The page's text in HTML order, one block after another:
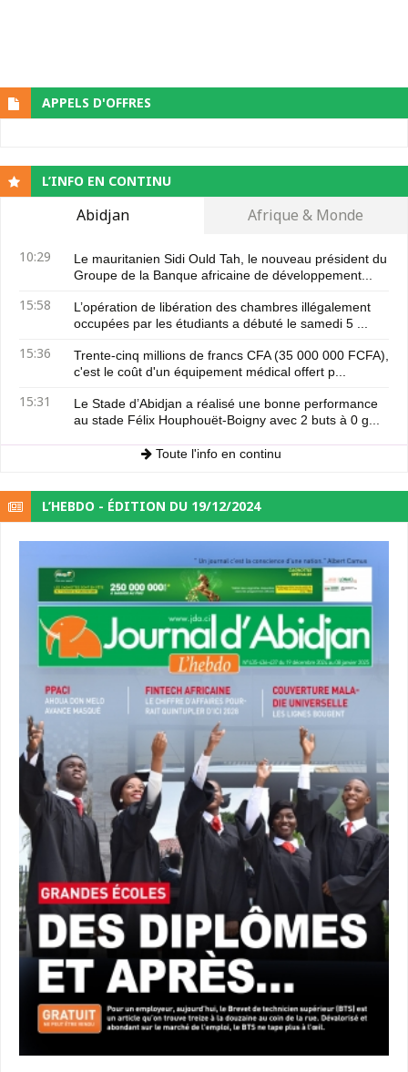
APPELS D'OFFRES
L’INFO EN CONTINU
Abidjan Afrique & Monde
10:29
Le mauritanien Sidi Ould Tah, le nouveau président du
Groupe de la Banque africaine de développement...
15:58
L’opération de libération des chambres illégalement
occupées par les étudiants a débuté le samedi 5 ...
15:36
Trente-cinq millions de francs CFA (35 000 000 FCFA),
c'est le coût d'un équipement médical offert p...
15:31
Le Stade d’Abidjan a réalisé une bonne performance
au stade Félix Houphouët-Boigny avec 2 buts à 0 g...
Toute l'info en continu
L’HEBDO - ÉDITION DU 19/12/2024